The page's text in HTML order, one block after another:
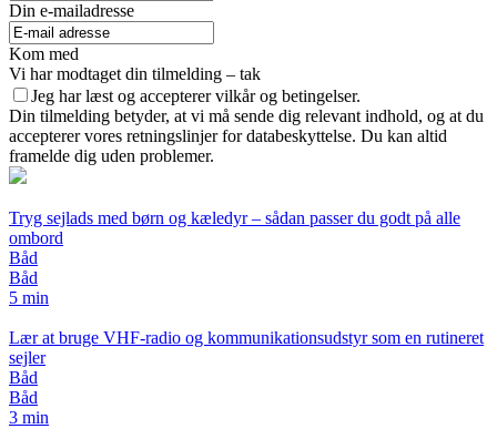
Din e-mailadresse
Kom med
Vi har modtaget din tilmelding – tak
Jeg har læst og accepterer vilkår og betingelser.
Din tilmelding betyder, at vi må sende dig relevant indhold, og at du
accepterer vores retningslinjer for databeskyttelse. Du kan altid
framelde dig uden problemer.
Tryg sejlads med børn og kæledyr – sådan passer du godt på alle
ombord
Båd
Båd
5 min
Lær at bruge VHF-radio og kommunikationsudstyr som en rutineret
sejler
Båd
Båd
3 min